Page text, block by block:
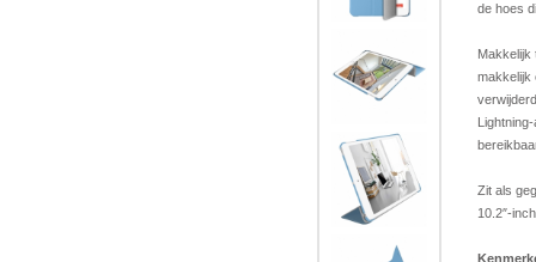
de hoes
Makkelijk
makkelijk
Zit als
10.2″-